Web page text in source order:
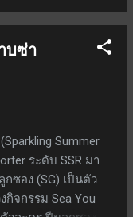
งานเมื่อเข้าสู่เบิร์ส
เปิดใช้งาน โดย
งครั้ง: ลด CD เบิร์ส
สสกิล 2.6 วินาที
1 ยูนิต - ทำดาเมจ
ขั้นสุดท้าย ส่งผลกับ
บดาเมจแรงขึ้น
สุด 5 ครั้ง คงอยู่ 5
บซ่า
Summer
ระดับ SSR มา
ซอง (SG) เป็นตัว
กิจกรรม Sea You